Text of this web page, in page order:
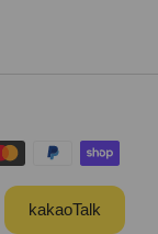
kakaoTalk